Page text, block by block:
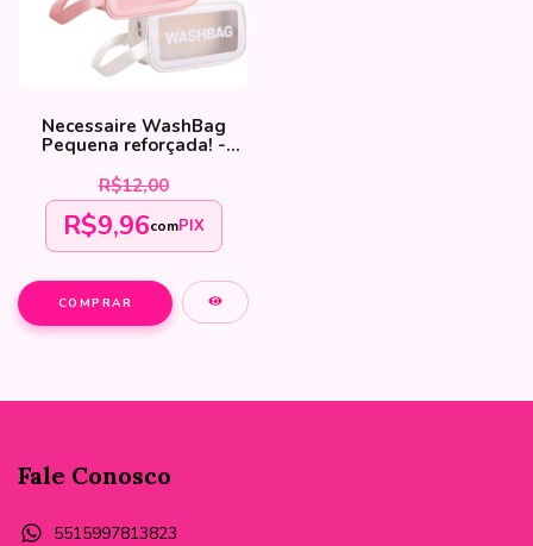
Necessaire WashBag
Pequena reforçada! -
R$12,00
R$9,96comPIX
COMPRAR
Fale Conosco
5515997813823